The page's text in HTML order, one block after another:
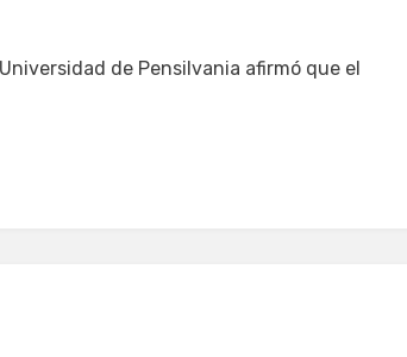
de Pensilvania afirmó que el